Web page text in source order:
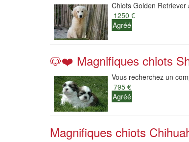
Chiots Golden
1250 €
Agréé
🐶❤️ Magnifiques chiots
Vous recherchez un
795 €
Agréé
Magnifiques chiots